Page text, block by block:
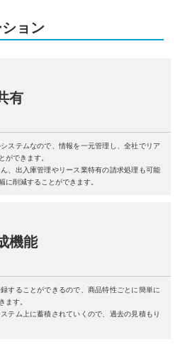
ョン
有
ステムなので、情報を⼀元管理し、全社でリア
ができます。
、出⼊庫管理やリース業特有の請求処理も可能
に削減することができます。
機能
することができるので、商品特性ごとに簡単に
ます。
テム上に蓄積されていくので、過去の⾒積もり